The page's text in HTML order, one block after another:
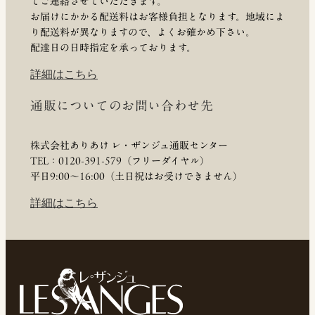
お届けにかかる配送料はお客様負担となります。地域によ
り配送料が異なりますので、よくお確かめ下さい。
配達日の日時指定を承っております。
詳細はこちら
通販についてのお問い合わせ先
株式会社ありあけ レ・ザンジュ通販センター
TEL：0120-391-579（フリーダイヤル）
平日9:00〜16:00（土日祝はお受けできません）
詳細はこちら